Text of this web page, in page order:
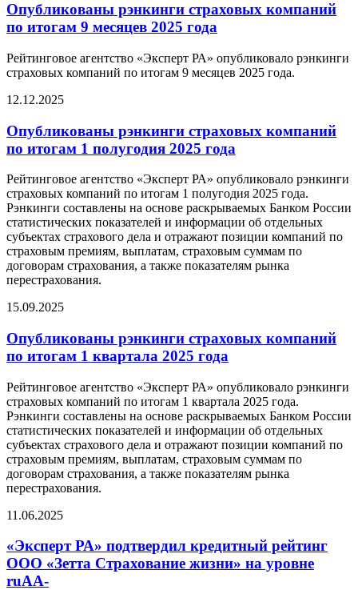
Опубликованы рэнкинги страховых компаний
по итогам 9 месяцев 2025 года
Рейтинговое агентство «Эксперт РА» опубликовало рэнкинги
страховых компаний по итогам 9 месяцев 2025 года.
12.12.2025
Опубликованы рэнкинги страховых компаний
по итогам 1 полугодия 2025 года
Рейтинговое агентство «Эксперт РА» опубликовало рэнкинги
страховых компаний по итогам 1 полугодия 2025 года.
Рэнкинги составлены на основе раскрываемых Банком России
статистических показателей и информации об отдельных
субъектах страхового дела и отражают позиции компаний по
страховым премиям, выплатам, страховым суммам по
договорам страхования, а также показателям рынка
перестрахования.
15.09.2025
Опубликованы рэнкинги страховых компаний
по итогам 1 квартала 2025 года
Рейтинговое агентство «Эксперт РА» опубликовало рэнкинги
страховых компаний по итогам 1 квартала 2025 года.
Рэнкинги составлены на основе раскрываемых Банком России
статистических показателей и информации об отдельных
субъектах страхового дела и отражают позиции компаний по
страховым премиям, выплатам, страховым суммам по
договорам страхования, а также показателям рынка
перестрахования.
11.06.2025
«Эксперт РА» подтвердил кредитный рейтинг
ООО «Зетта Страхование жизни» на уровне
ruAA-